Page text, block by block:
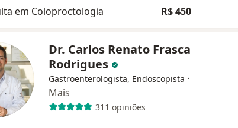
em Coloproctologia R$ 450
Dr. Carlos Renato Frasca
Rodrigues
Gastroenterologista, Endoscopista ·
Mais
311 opiniões